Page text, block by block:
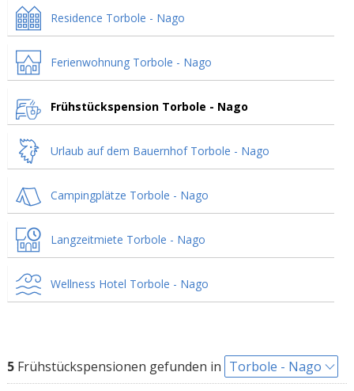
Residence Torbole - Nago
Ferienwohnung Torbole - Nago
Frühstückspension Torbole - Nago
Urlaub auf dem Bauernhof Torbole - Nago
Campingplätze Torbole - Nago
Langzeitmiete Torbole - Nago
Wellness Hotel Torbole - Nago
5Frühstückspensionen gefunden in Torbole - Nago